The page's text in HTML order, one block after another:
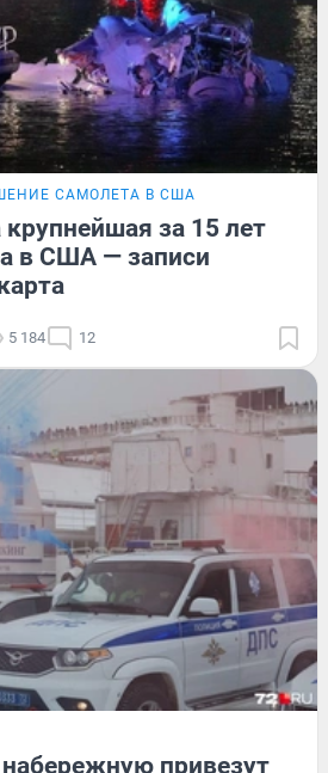
САМОЛЕТА В США
за 15 лет
в США — записи
5 184 12
привезут